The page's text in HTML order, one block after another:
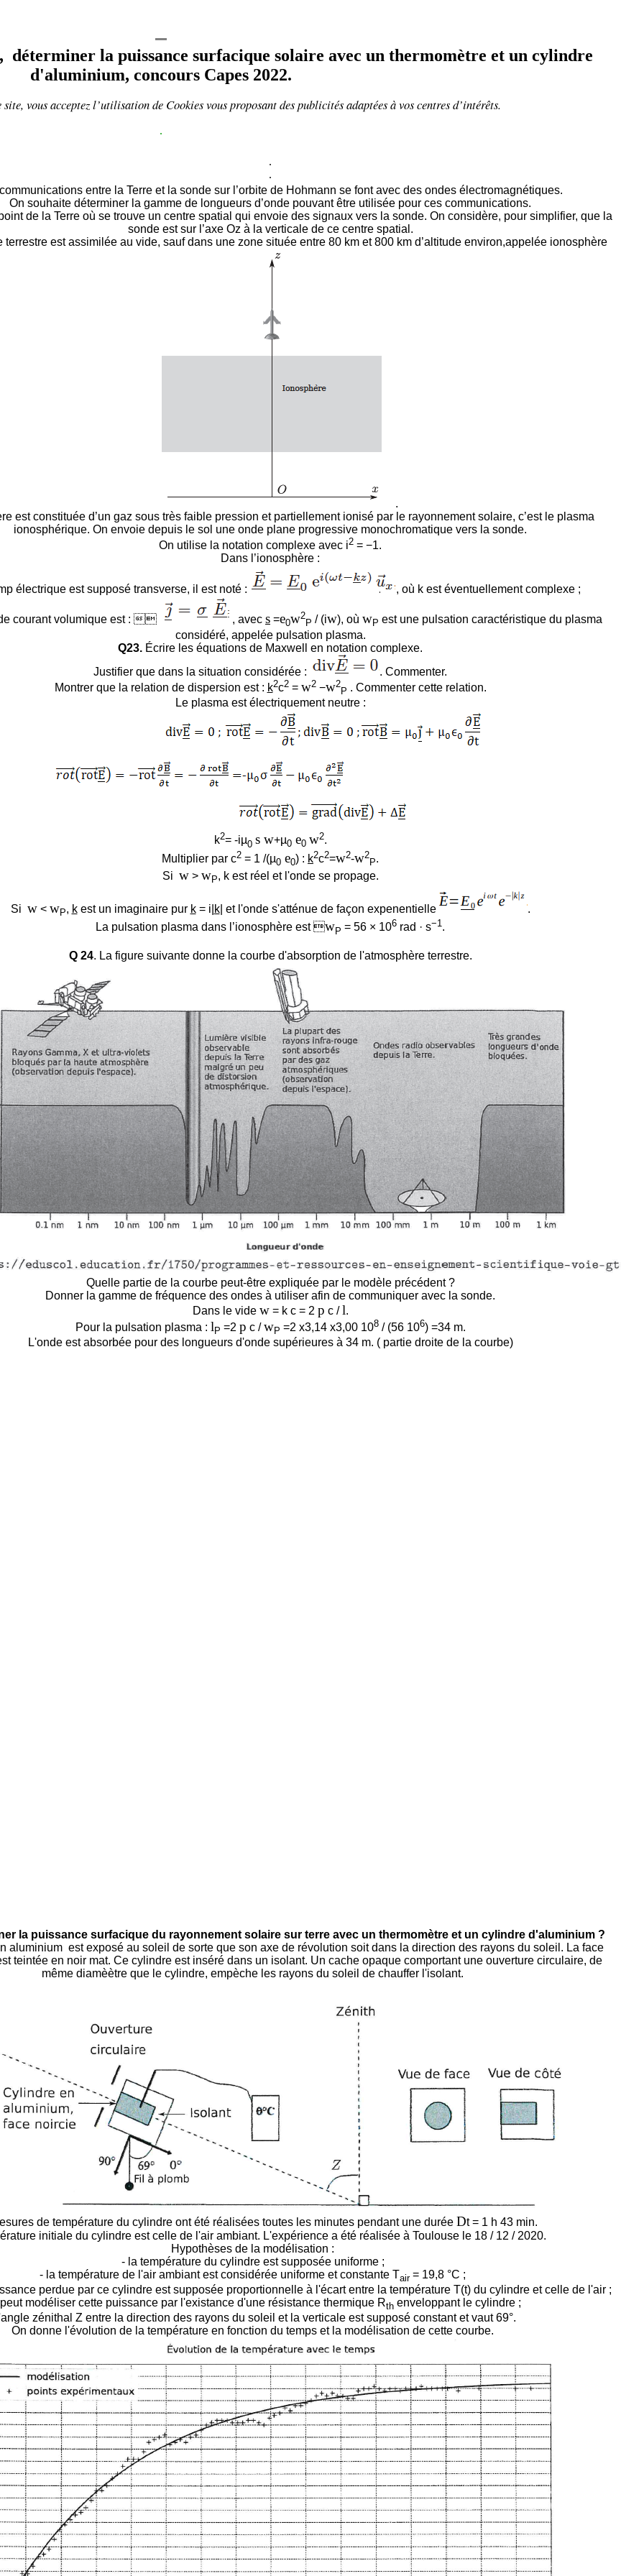
déterminer la puissance surfacique solaire avec un thermomètre et un cylindre
d'aluminium, concours Capes 2022.
vous acceptez l’utilisation de Cookiesvous proposantdes publicités adaptées à vos centres d’intérêts.
.
.
.
entre la Terre et la sonde sur l’orbite de Hohmann se font avec des ondes électromagnétiques.
On souhaite déterminer la gamme de longueurs d’onde pouvant être utilisée pour ces communications.
de la Terre où se trouve un centre spatial qui envoie des signaux vers la sonde. On considère, pour simplifier, que la
sonde est sur l’axe Oz à la verticale de ce centre spatial.
terrestre est assimilée au vide, sauf dans une zone située entre 80 km et 800 km d’altitude environ,appelée ionosphère
.
est constituée d’un gaz sous très faible pression et partiellement ionisé par le rayonnement solaire, c’est le plasma
ionosphérique. On envoie depuis le sol une onde plane progressive monochromatique vers la sonde.
On utilise la notation complexe avec i2 = −1.
Dans l’ionosphère :
électrique est supposé transverse, il est noté : , où k est éventuellement complexe ;
courant volumique est :  , avec s =e0w2
P / (iw), où wP est une pulsation caractéristique du plasma
considéré, appelée pulsation plasma.
Q23. Écrire les équations de Maxwell en notation complexe.
Justifier que dans la situation considérée :
. Commenter.
Montrer que la relation de dispersion est : k2c2= w2−w2
P . Commenter cette relation.
Le plasma est électriquement neutre :
k2= -iµ0 s w+µ0e0 w2.
Multiplier par c2 = 1 /(µ0 e0) : k2c2=w2-w2
P.
Si w> wP, k est réel et l'onde se propage.
Si w< wP, kest un imaginaire pur k= i| k| et l'onde s'atténue de façon expenentielle
.
La pulsation plasma dans l’ionosphère est wP = 56 × 106 rad · s−1.
Q 24. La figure suivante donne la courbe d'absorption de l'atmosphère terrestre.
Quelle partie de la courbe peut-être expliquée par le modèle précédent ?
Donner la gamme de fréquence des ondes à utiliser afin de communiquer avec la sonde.
Dans le vide w= k c = 2 p c /l.
Pour la pulsation plasma : lP =2 p c /wP =2 x3,14 x3,00 108/ (56 106) =34 m.
L'onde est absorbée pour des longueurs d'onde supérieures à 34 m. ( partie droite de la courbe)
la puissance surfacique du rayonnement solaire sur terre avec un thermomètre et un cylindre d'aluminium ?
aluminium est exposé au soleil de sorte que son axe de révolution soit dans la direction des rayons du soleil. La face
teintée en noir mat. Ce cylindre est inséré dans un isolant. Un cache opaque comportant une ouverture circulaire, de
même diamèètre que le cylindre, empèche les rayons du soleil de chauffer l'isolant.
de température du cylindre ont été réalisées toutes les minutes pendant une durée Dt = 1 h 43 min.
initiale du cylindre est celle de l'air ambiant. L'expérience a été réalisée à Toulouse le 18 / 12 / 2020.
Hypothèses de la modélisation :
- la température du cylindre est supposée uniforme ;
- la température de l'air ambiant est considérée uniforme et constante Tair= 19,8 °C ;
perdue par ce cylindre est supposée proportionnelle à l'écart entre la température T(t) du cylindre et celle de l'air ;
modéliser cette puissance par l'existance d'une résistance thermique Rth enveloppant le cylindre ;
zénithal Z entre la direction des rayons du soleil et la verticale est supposé constant et vaut 69°.
On donne l'évolution de la température en fonction du temps et la modélisation de cette courbe.